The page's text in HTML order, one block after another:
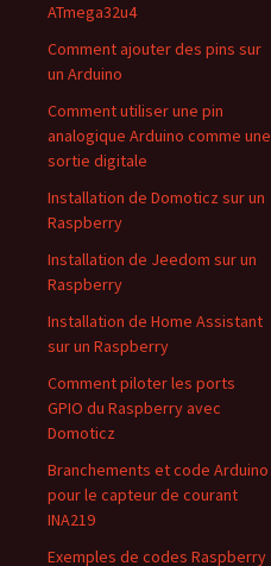
ATmega32u4
Comment ajouter des pins sur
un Arduino
Comment utiliser une pin
analogique Arduino comme une
sortie digitale
Installation de Domoticz sur un
Raspberry
Installation de Jeedom sur un
Raspberry
Installation de Home Assistant
sur un Raspberry
Comment piloter les ports
GPIO du Raspberry avec
Domoticz
Branchements et code Arduino
pour le capteur de courant
INA219
Exemples de codes Raspberry